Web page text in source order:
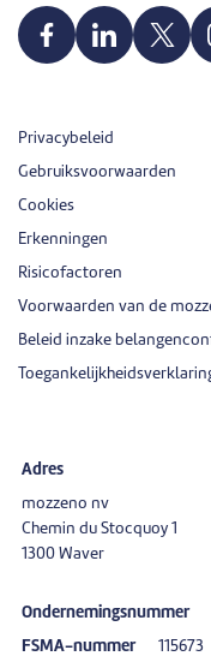
Privacybeleid
Gebruiksvoorwaarden
Cookies
Erkenningen
Risicofactoren
Voorwaarden van de
Beleid inzake
Adres
mozzeno nv
Chemin du Stocquoy 1
1300 Waver
Ondernemingsnummer
FSMA-nummer 115673